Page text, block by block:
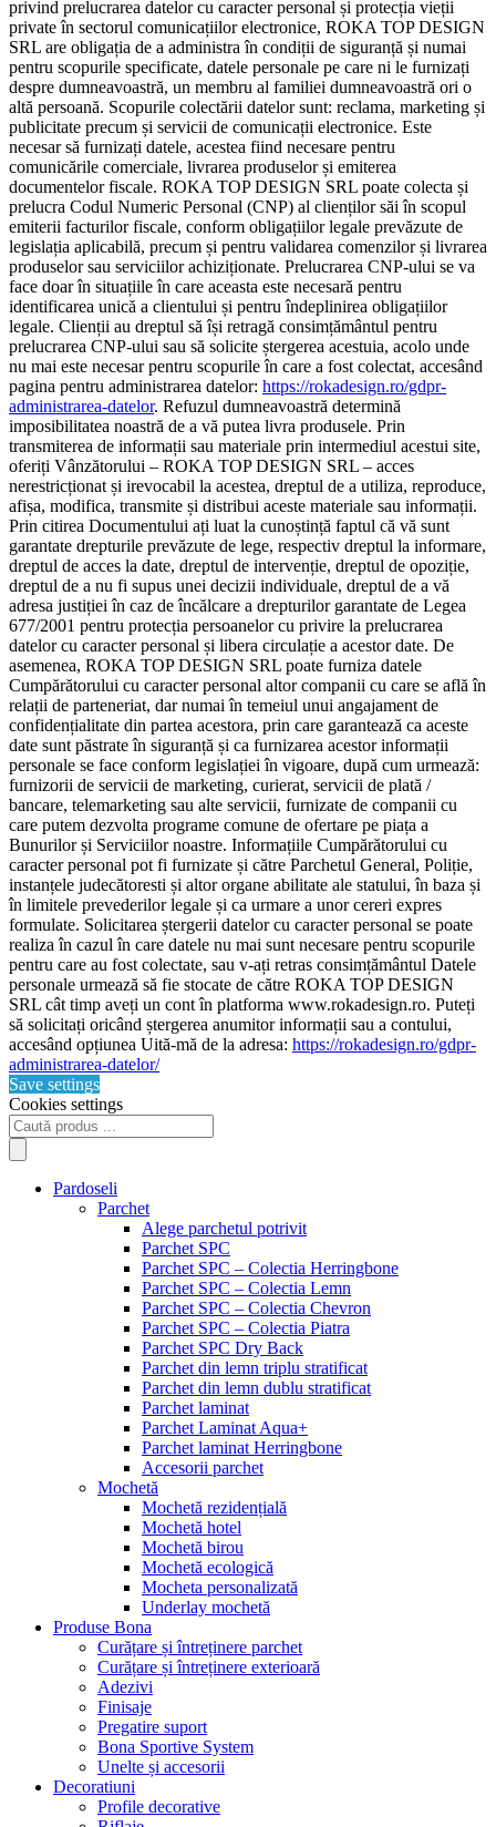
privind prelucrarea datelor cu caracter personal și protecția vieții
private în sectorul comunicațiilor electronice, ROKA TOP DESIGN
SRL are obligația de a administra în condiții de siguranță și numai
pentru scopurile specificate, datele personale pe care ni le furnizați
despre dumneavoastră, un membru al familiei dumneavoastră ori o
altă persoană. Scopurile colectării datelor sunt: reclama, marketing și
publicitate precum și servicii de comunicații electronice. Este
necesar să furnizați datele, acestea fiind necesare pentru
comunicările comerciale, livrarea produselor și emiterea
documentelor fiscale. ROKA TOP DESIGN SRL poate colecta și
prelucra Codul Numeric Personal (CNP) al clienților săi în scopul
emiterii facturilor fiscale, conform obligațiilor legale prevăzute de
legislația aplicabilă, precum și pentru validarea comenzilor și livrarea
produselor sau serviciilor achiziționate. Prelucrarea CNP-ului se va
face doar în situațiile în care aceasta este necesară pentru
identificarea unică a clientului și pentru îndeplinirea obligațiilor
legale. Clienții au dreptul să își retragă consimțământul pentru
prelucrarea CNP-ului sau să solicite ștergerea acestuia, acolo unde
nu mai este necesar pentru scopurile în care a fost colectat, accesând
pagina pentru administrarea datelor: https://rokadesign.ro/gdpr-
administrarea-datelor. Refuzul dumneavoastră determină
imposibilitatea noastră de a vă putea livra produsele. Prin
transmiterea de informații sau materiale prin intermediul acestui site,
oferiți Vânzătorului – ROKA TOP DESIGN SRL – acces
nerestricționat și irevocabil la acestea, dreptul de a utiliza, reproduce,
afișa, modifica, transmite și distribui aceste materiale sau informații.
Prin citirea Documentului ați luat la cunoștință faptul că vă sunt
garantate drepturile prevăzute de lege, respectiv dreptul la informare,
dreptul de acces la date, dreptul de intervenție, dreptul de opoziție,
dreptul de a nu fi supus unei decizii individuale, dreptul de a vă
adresa justiției în caz de încălcare a drepturilor garantate de Legea
677/2001 pentru protecția persoanelor cu privire la prelucrarea
datelor cu caracter personal și libera circulație a acestor date. De
asemenea, ROKA TOP DESIGN SRL poate furniza datele
Cumpărătorului cu caracter personal altor companii cu care se află în
relații de parteneriat, dar numai în temeiul unui angajament de
confidențialitate din partea acestora, prin care garantează ca aceste
date sunt păstrate în siguranță și ca furnizarea acestor informații
personale se face conform legislației în vigoare, după cum urmează:
furnizorii de servicii de marketing, curierat, servicii de plată /
bancare, telemarketing sau alte servicii, furnizate de companii cu
care putem dezvolta programe comune de ofertare pe piața a
Bunurilor și Serviciilor noastre. Informațiile Cumpărătorului cu
caracter personal pot fi furnizate și către Parchetul General, Poliție,
instanțele judecătoresti și altor organe abilitate ale statului, în baza și
în limitele prevederilor legale și ca urmare a unor cereri expres
formulate. Solicitarea ștergerii datelor cu caracter personal se poate
realiza în cazul în care datele nu mai sunt necesare pentru scopurile
pentru care au fost colectate, sau v-ați retras consimțământul Datele
personale urmează să fie stocate de către ROKA TOP DESIGN
SRL cât timp aveți un cont în platforma www.rokadesign.ro. Puteți
să solicitați oricând ștergerea anumitor informații sau a contului,
accesând opțiunea Uită-mă de la adresa: https://rokadesign.ro/gdpr-
administrarea-datelor/
Save settings
Cookies settings
Products
search
Pardoseli
Parchet
Alege parchetul potrivit
Parchet SPC
Parchet SPC – Colectia Herringbone
Parchet SPC – Colectia Lemn
Parchet SPC – Colectia Chevron
Parchet SPC – Colectia Piatra
Parchet SPC Dry Back
Parchet din lemn triplu stratificat
Parchet din lemn dublu stratificat
Parchet laminat
Parchet Laminat Aqua+
Parchet laminat Herringbone
Accesorii parchet
Mochetă
Mochetă rezidențială
Mochetă hotel
Mochetă birou
Mochetă ecologică
Mocheta personalizată
Underlay mochetă
Produse Bona
Curățare și întreținere parchet
Curățare și întreținere exterioară
Adezivi
Finisaje
Pregatire suport
Bona Sportive System
Unelte și accesorii
Decoratiuni
Profile decorative